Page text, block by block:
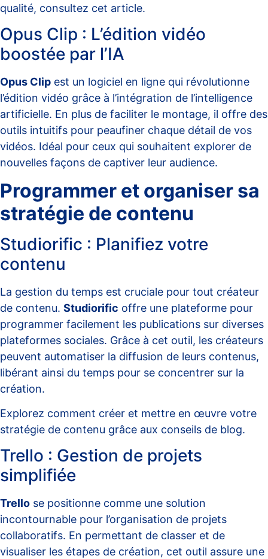
qualité, consultez cet article.
Opus Clip : L’édition vidéo
boostée par l’IA
Opus Clip est un logiciel en ligne qui révolutionne
l’édition vidéo grâce à l’intégration de l’intelligence
artificielle. En plus de faciliter le montage, il offre des
outils intuitifs pour peaufiner chaque détail de vos
vidéos. Idéal pour ceux qui souhaitent explorer de
nouvelles façons de captiver leur audience.
Programmer et organiser sa
stratégie de contenu
Studiorific : Planifiez votre
contenu
La gestion du temps est cruciale pour tout créateur
de contenu. Studiorific offre une plateforme pour
programmer facilement les publications sur diverses
plateformes sociales. Grâce à cet outil, les créateurs
peuvent automatiser la diffusion de leurs contenus,
libérant ainsi du temps pour se concentrer sur la
création.
Explorez comment créer et mettre en œuvre votre
stratégie de contenu grâce aux conseils de blog.
Trello : Gestion de projets
simplifiée
Trello se positionne comme une solution
incontournable pour l’organisation de projets
collaboratifs. En permettant de classer et de
visualiser les étapes de création, cet outil assure une